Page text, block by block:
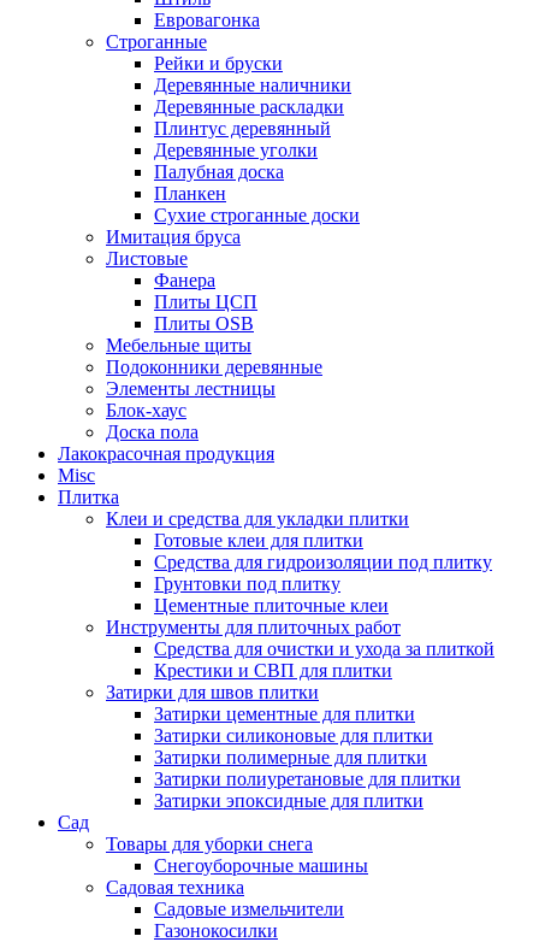
Евровагонка
Строганные
Рейки и бруски
Деревянные наличники
Деревянные раскладки
Плинтус деревянный
Деревянные уголки
Палубная доска
Планкен
Сухие строганные доски
Имитация бруса
Листовые
Фанера
Плиты ЦСП
Плиты OSB
Мебельные щиты
Подоконники деревянные
Элементы лестницы
Блок-хаус
Доска пола
Лакокрасочная продукция
Misc
Плитка
Клеи и средства для укладки плитки
Готовые клеи для плитки
Средства для гидроизоляции под плитку
Грунтовки под плитку
Цементные плиточные клеи
Инструменты для плиточных работ
Средства для очистки и ухода за плиткой
Крестики и СВП для плитки
Затирки для швов плитки
Затирки цементные для плитки
Затирки силиконовые для плитки
Затирки полимерные для плитки
Затирки полиуретановые для плитки
Затирки эпоксидные для плитки
Сад
Товары для уборки снега
Снегоуборочные машины
Садовая техника
Садовые измельчители
Газонокосилки